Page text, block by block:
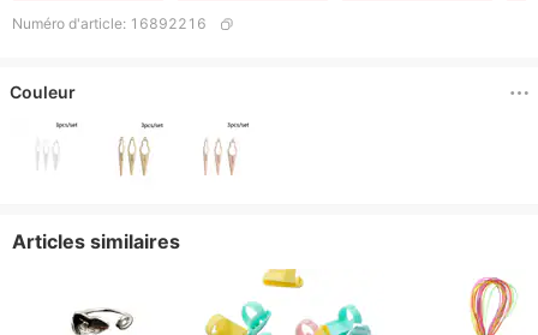
Numéro d'article: 16892216
Couleur
Articles similaires